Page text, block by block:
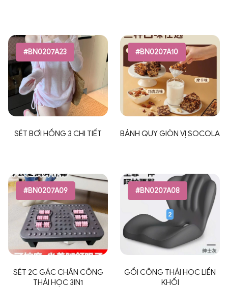
#BN0207A23
SÉT BƠI HỒNG 3 CHI TIẾT
#BN0207A10
BÁNH QUY GIÒN VỊ SOCOLA
#BN0207A09
SÉT 2C GÁC CHÂN CÔNG
THÁI HỌC 3IN1
#BN0207A08
GỐI CÔNG THÁI HỌC LIỀN
KHỐI